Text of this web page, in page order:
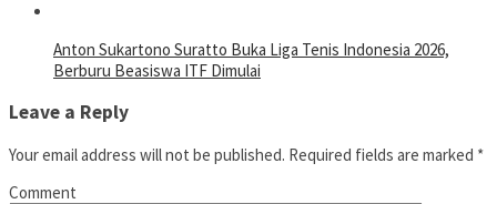
Anton Sukartono Suratto Buka Liga Tenis Indonesia 2026,
Berburu Beasiswa ITF Dimulai
Leave a Reply
Your email address will not be published. Required fields are marked *
Comment